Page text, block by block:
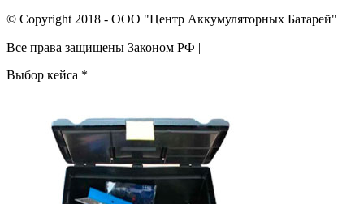
© Copyright 2018 - ООО "Центр Аккумуляторных Батарей"
Все права защищены Законом РФ |
Выбор кейса *